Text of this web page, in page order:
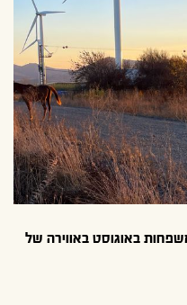
באוגוסט באווירה של